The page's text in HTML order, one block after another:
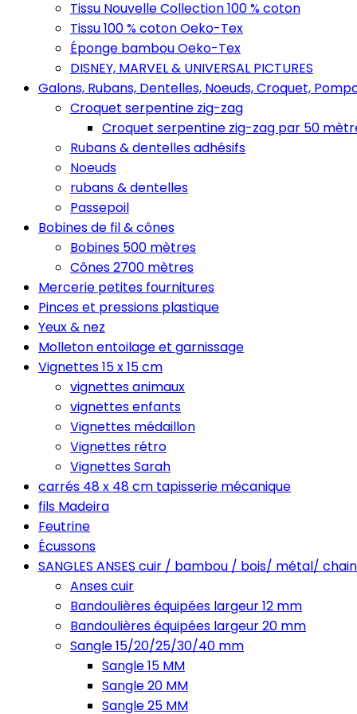
Tissu Nouvelle Collection 100 % coton
Tissu 100 % coton Oeko-Tex
Éponge bambou Oeko-Tex
DISNEY, MARVEL & UNIVERSAL PICTURES
Galons, Rubans, Dentelles, Noeuds, Croquet,
Croquet serpentine zig-zag
Croquet serpentine zig-zag par 50
Rubans & dentelles adhésifs
Noeuds
rubans & dentelles
Passepoil
Bobines de fil & cônes
Bobines 500 mètres
Cônes 2700 mètres
Mercerie petites fournitures
Pinces et pressions plastique
Yeux & nez
Molleton entoilage et garnissage
Vignettes 15 x 15 cm
vignettes animaux
vignettes enfants
Vignettes médaillon
Vignettes rétro
Vignettes Sarah
carrés 48 x 48 cm tapisserie mécanique
fils Madeira
Feutrine
Écussons
SANGLES ANSES cuir / bambou / bois/ métal/
Anses cuir
Bandoulières équipées largeur 12 mm
Bandoulières équipées largeur 20 mm
Sangle 15/20/25/30/40 mm
Sangle 15 MM
Sangle 20 MM
Sangle 25 MM